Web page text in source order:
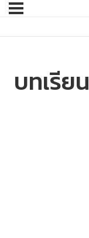
บทเรียน